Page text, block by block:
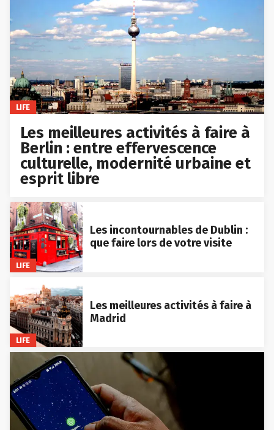
LIFE
Les meilleures activités à faire à
Berlin : entre effervescence
culturelle, modernité urbaine et
esprit libre
LIFE
Les incontournables de Dublin :
que faire lors de votre visite
LIFE
Les meilleures activités à faire à
Madrid